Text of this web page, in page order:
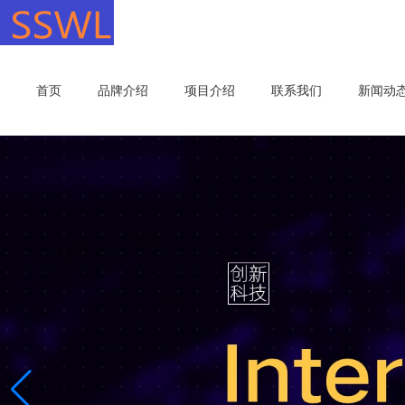
首页 品牌介绍 项目介绍 联系我们 新闻动